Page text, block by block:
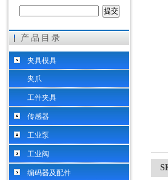
希而科工业控制设备（上海）有限公司
产品目录
夹具模具
夹爪
工件夹具
传感器
工业泵
工业阀
编码器及配件